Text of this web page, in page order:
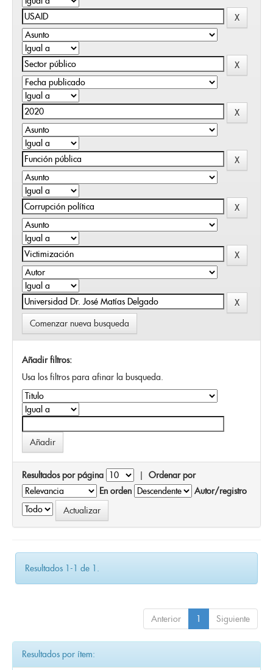
Comenzar nueva busqueda
Añadir filtros:
Usa los filtros para afinar la busqueda.
Resultados por página | Ordenar por
En orden
Autor/registro
Resultados 1-1 de 1.
Anterior 1 Siguiente
Resultados por ítem: